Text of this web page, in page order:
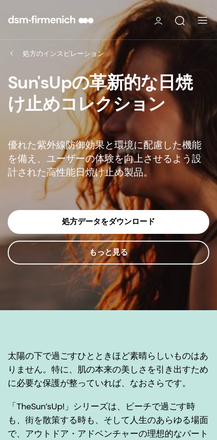
処方のインスピレーション
Sun'sUpの革新的な日焼
け止めコレクション
優れた紫外線防御効果と環境に配慮した機能
を備え、ユーザーの体験を向上させるよう設
計された高性能日焼け止め製品。
処方データをダウンロード
もっと見る
太陽の下で過ごすひとときほど素晴らしいものはあ
りません。特に、肌の本来の美しさを引き出すため
に必要な保護が整っていれば、なおさらです。
「TheSun’sUp!」シリーズは、ビーチで過ごす時
も、街を散策する時も、そして人生のあらゆる場面
で、アウトドア・アドベンチャーの理想的なパート